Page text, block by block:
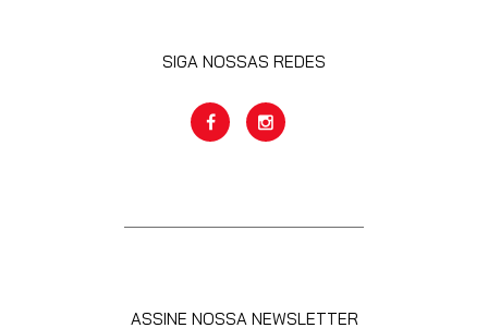
SIGA NOSSAS REDES
ASSINE NOSSA NEWSLETTER